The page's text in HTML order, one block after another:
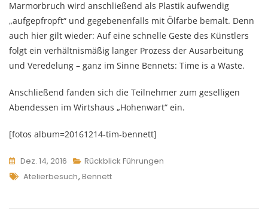
Marmorbruch wird anschließend als Plastik aufwendig
„aufgepfropft“ und gegebenenfalls mit Ölfarbe bemalt. Denn
auch hier gilt wieder: Auf eine schnelle Geste des Künstlers
folgt ein verhältnismäßig langer Prozess der Ausarbeitung
und Veredelung – ganz im Sinne Bennets: Time is a Waste.
Anschließend fanden sich die Teilnehmer zum geselligen
Abendessen im Wirtshaus „Hohenwart“ ein.
[fotos album=20161214-tim-bennett]
Dez. 14, 2016
Rückblick Führungen
Tags
Atelierbesuch, Bennett